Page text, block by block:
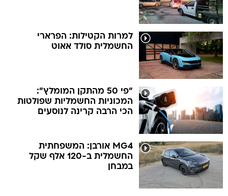
למרות הקטילות: הפרארי
החשמלית סולד אאוט
"פי 50 מהתקן המומלץ":
המכוניות החשמליות שפולטות
הכי הרבה קרינה לנוסעים
MG4 אורבן: המשפחתית
החשמלית ב-120 אלף שקל
במבחן